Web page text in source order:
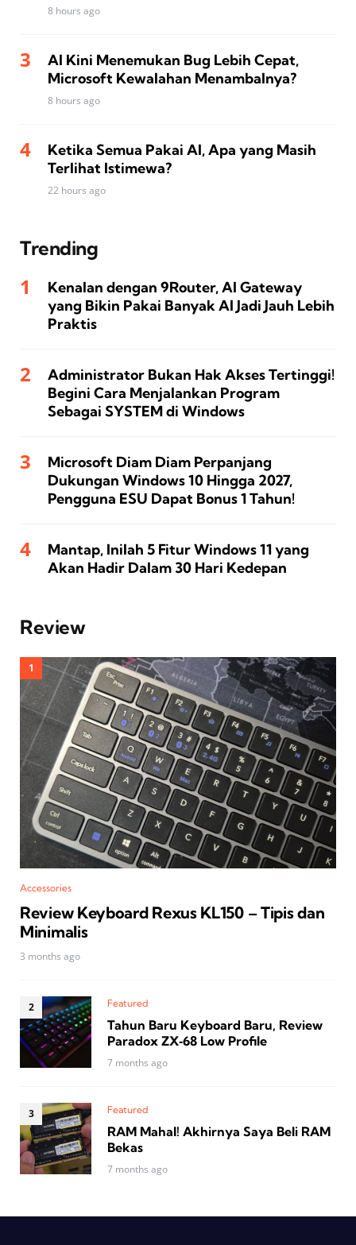
8 hours ago
AI Kini Menemukan Bug Lebih Cepat,
Microsoft Kewalahan Menambalnya?
8 hours ago
Ketika Semua Pakai AI, Apa yang Masih
Terlihat Istimewa?
22 hours ago
Trending
Kenalan dengan 9Router, AI Gateway
yang Bikin Pakai Banyak AI Jadi Jauh Lebih
Praktis
Administrator Bukan Hak Akses Tertinggi!
Begini Cara Menjalankan Program
Sebagai SYSTEM di Windows
Microsoft Diam Diam Perpanjang
Dukungan Windows 10 Hingga 2027,
Pengguna ESU Dapat Bonus 1 Tahun!
Mantap, Inilah 5 Fitur Windows 11 yang
Akan Hadir Dalam 30 Hari Kedepan
Review
Accessories
Review Keyboard Rexus KL150 – Tipis dan
Minimalis
3 months ago
Featured
Tahun Baru Keyboard Baru, Review
Paradox ZX‑68 Low Profile
7 months ago
Featured
RAM Mahal! Akhirnya Saya Beli RAM
Bekas
7 months ago